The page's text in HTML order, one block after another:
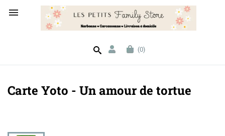

(0)
Carte Yoto - Un amour de tortue